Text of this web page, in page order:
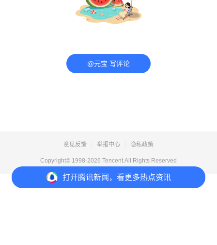
打开腾讯新闻，看更多热点资讯
@元宝 写评论
意见反馈 举报中心 隐私政策
Copyright© 1998-2026 Tencent.All Rights Reserved